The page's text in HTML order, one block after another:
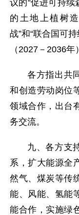
议的“促进可持
的土地上植树
战”和“联合国可
（2027－2036年
各方指出共
和创造劳动岗位
领域合作，出台
务交流。
九、各方支
系，扩大能源全
然气、煤炭等传
能、风能、氢能
能合作，实施绿